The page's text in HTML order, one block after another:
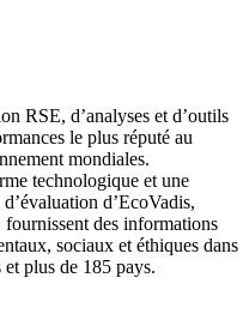
RSE, d’analyses et d’outils
le plus réputé au
mondiales.
technologique et une
d’EcoVadis,
des informations
sociaux et éthiques dans
et plus de 185 pays.